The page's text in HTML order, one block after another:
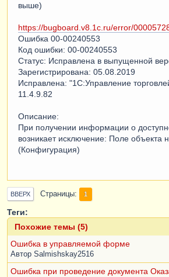
выше)
https://bugboard.v8.1c.ru/error/
Ошибка 00-00240553
Код ошибки: 00-00240553
Статус: Исправлена в выпущенной
Зарегистрирована: 05.08.2019
Исправлена: "1С:Управление
11.4.9.82
Описание:
При получении информации о
возникает исключение: Поле объекта
(Конфигурация)
ВВЕРХ Страницы 1
Теги:
Похожие темы (5)
Ошибка в управляемой форме
Автор Salmishskay2516
Ошибка при проведение документа